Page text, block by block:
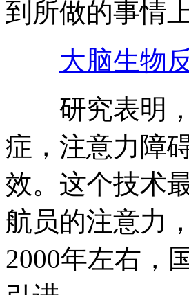
到所做的事情
大脑生物
研究表明，
症，注意力障
效。这个技术
航员的注意力
2000年左右，